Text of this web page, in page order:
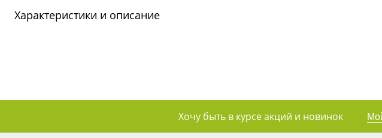
Характеристики и описание
Хочу быть в курсе акций и новинок